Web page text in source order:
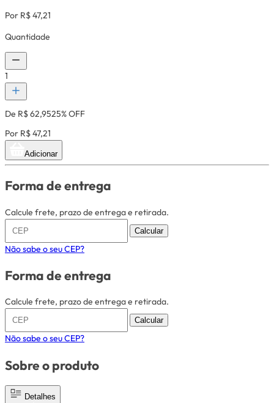
Por R$ 47,21
Quantidade
1
De R$ 62,9525% OFF
Por R$ 47,21
Adicionar
Forma de entrega
Calcule frete, prazo de entrega e retirada.
Calcular
Não sabe o seu CEP?
Forma de entrega
Calcule frete, prazo de entrega e retirada.
Calcular
Não sabe o seu CEP?
Sobre o produto
Detalhes